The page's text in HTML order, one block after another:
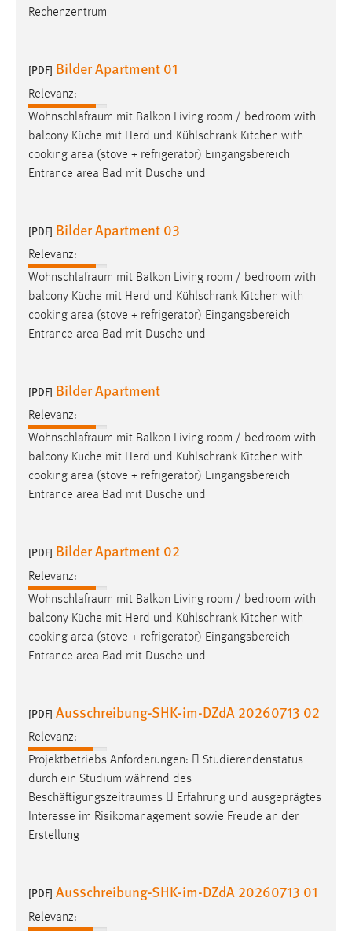
Rechenzentrum
[PDF] Bilder Apartment 01
Relevanz:
Wohnschlafraum mit Balkon Living room / bedroom with
balcony Küche mit Herd und Kühlschrank Kitchen with
cooking area (stove + refrigerator) Eingangsbereich
Entrance area Bad mit Dusche und
[PDF] Bilder Apartment 03
Relevanz:
Wohnschlafraum mit Balkon Living room / bedroom with
balcony Küche mit Herd und Kühlschrank Kitchen with
cooking area (stove + refrigerator) Eingangsbereich
Entrance area Bad mit Dusche und
[PDF] Bilder Apartment
Relevanz:
Wohnschlafraum mit Balkon Living room / bedroom with
balcony Küche mit Herd und Kühlschrank Kitchen with
cooking area (stove + refrigerator) Eingangsbereich
Entrance area Bad mit Dusche und
[PDF] Bilder Apartment 02
Relevanz:
Wohnschlafraum mit Balkon Living room / bedroom with
balcony Küche mit Herd und Kühlschrank Kitchen with
cooking area (stove + refrigerator) Eingangsbereich
Entrance area Bad mit Dusche und
[PDF] Ausschreibung-SHK-im-DZdA 20260713 02
Relevanz:
Projektbetriebs Anforderungen:  Studierendenstatus
durch ein Studium während des
Beschäftigungszeitraumes  Erfahrung und ausgeprägtes
Interesse im Risikomanagement sowie Freude an der
Erstellung
[PDF] Ausschreibung-SHK-im-DZdA 20260713 01
Relevanz: